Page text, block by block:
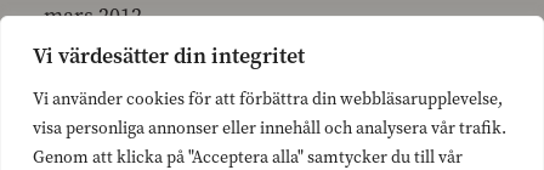
Vi värdesätter din integritet
Vi använder cookies för att förbättra din webbläsarupplevelse,
visa personliga annonser eller innehåll och analysera vår trafik.
Genom att klicka på "Acceptera alla" samtycker du till vår
mars 2012
februari 2012
januari 2012
december 2011